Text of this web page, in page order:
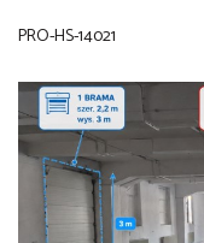
PRO-HS-14021